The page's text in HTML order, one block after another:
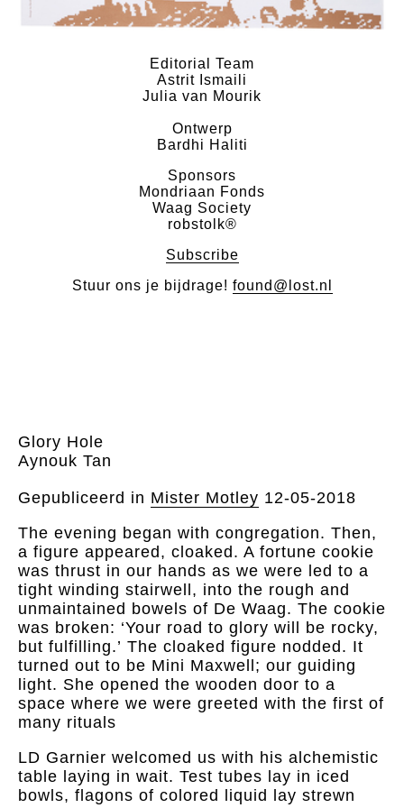
Editorial Team
Astrit Ismaili
Julia van Mourik
Ontwerp
Bardhi Haliti
Sponsors
Mondriaan Fonds
Waag Society
robstolk®
Subscribe
Stuur ons je bijdrage! found@lost.nl
Glory Hole
Aynouk Tan
Gepubliceerd in Mister Motley 12-05-2018
The evening began with congregation. Then,
a figure appeared, cloaked. A fortune cookie
was thrust in our hands as we were led to a
tight winding stairwell, into the rough and
unmaintained bowels of De Waag. The cookie
was broken: ‘Your road to glory will be rocky,
but fulfilling.’ The cloaked figure nodded. It
turned out to be Mini Maxwell; our guiding
light. She opened the wooden door to a
space where we were greeted with the first of
many rituals
LD Garnier welcomed us with his alchemistic
table laying in wait. Test tubes lay in iced
bowls, flagons of colored liquid lay strewn